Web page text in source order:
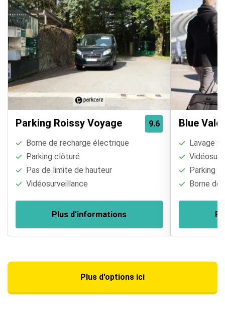
9.6
Parking Roissy Voyage
Borne de recharge électrique
Parking clôturé
Pas de limite de hauteur
Vidéosurveillance
Plus d'informations
Blue
Lavage
Parking
Borne de
Plus d'options ici